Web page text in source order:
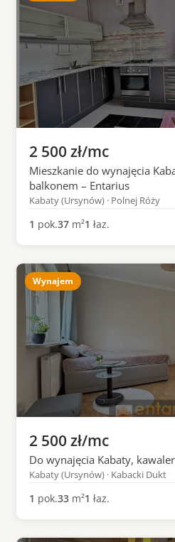
2 500 zł/mc
Mieszkanie do wynajęcia
balkonem – Entarius
Kabaty (Ursynów) · Polnej Róży
1 pok.37 m²1 łaz.
Wynajem
2 500 zł/mc
Do wynajęcia Kabaty,
Kabaty (Ursynów) · Kabacki Dukt
1 pok.33 m²1 łaz.